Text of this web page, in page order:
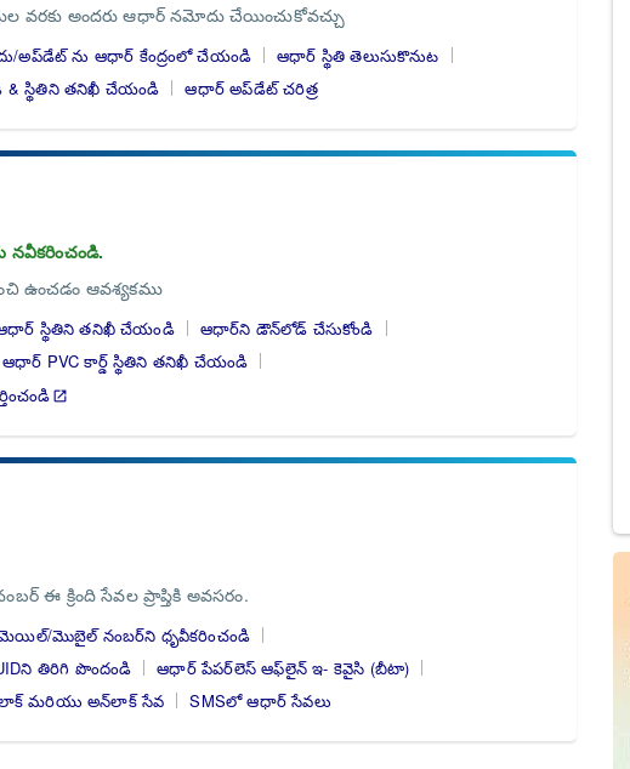
వరకు అందరు ఆధార్ నమోదు చేయించుకోవచ్చు
అప్‌డేట్ ను ఆధార్‌ కేంద్రంలో చేయండి
ఆధార్ స్థితి తెలుసుకొనుట
స్థితిని తనిఖీ చేయండి
ఆధార్ అప్‌డేట్ చరిత్ర
నవీకరించండి.
ఉంచడం ఆవశ్యకము
స్థితిని తనిఖీ చేయండి
ఆధార్‌ని డౌన్‌లోడ్ చేసుకోండి
ఆధార్ PVC కార్డ్ స్థితిని తనిఖీ చేయండి
ఈ క్రింది సేవల ప్రాప్తికి అవసరం.
మొబైల్ నంబర్‌ని ధృవీకరించండి
తిరిగి పొందండి
ఆధార్ పేపర్‌లెస్ ఆఫ్‌లైన్ ఇ- కెవైసి (బీటా)
మరియు అన్‌లాక్ సేవ SMSలో ఆధార్ సేవలు